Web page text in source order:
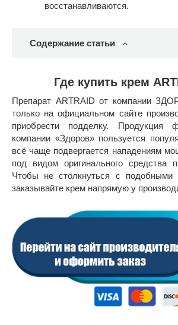
восстанавливаются.
Содержание статьи
Где купить крем
Препарат ARTRAID от компании
только на официальном сайте
приобрести подделку. Продукция
компании «Здоров» пользуется
всё чаще подвергается нападениям
под видом оригинального средства
Чтобы не столкнуться с подобными
заказывайте крем напрямую у